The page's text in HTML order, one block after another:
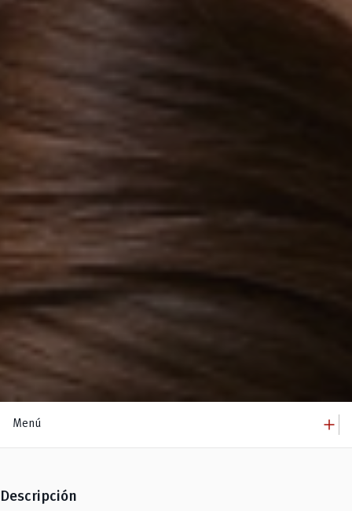
Menú add
Departamentos
add
Descripción